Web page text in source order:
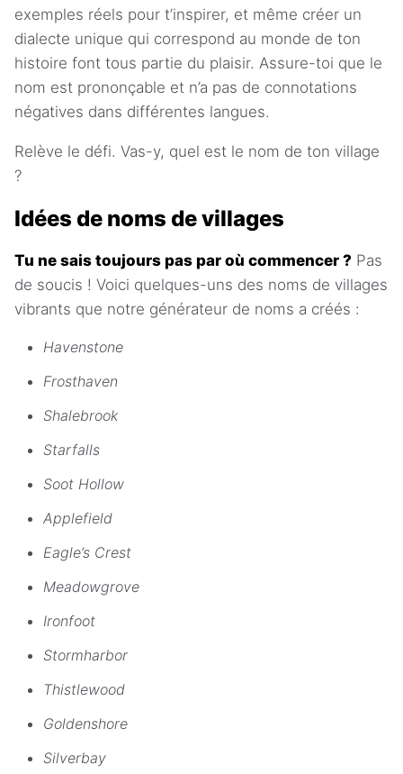
exemples réels pour t’inspirer, et même créer un
dialecte unique qui correspond au monde de ton
histoire font tous partie du plaisir. Assure-toi que le
nom est prononçable et n’a pas de connotations
négatives dans différentes langues.
Relève le défi. Vas-y, quel est le nom de ton village
?
Idées de noms de villages
Tu ne sais toujours pas par où commencer ? Pas
de soucis ! Voici quelques-uns des noms de villages
vibrants que notre générateur de noms a créés :
Havenstone
Frosthaven
Shalebrook
Starfalls
Soot Hollow
Applefield
Eagle’s Crest
Meadowgrove
Ironfoot
Stormharbor
Thistlewood
Goldenshore
Silverbay